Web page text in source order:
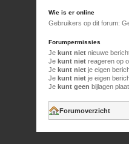
Wie is er online
Gebruikers op dit forum:
Forumpermissies
Je kunt nietnieuwe
Je kunt nietreageren op
Je kunt nietje eigen
Je kunt nietje eigen
Je kunt geen bijlagen
Forumoverzicht